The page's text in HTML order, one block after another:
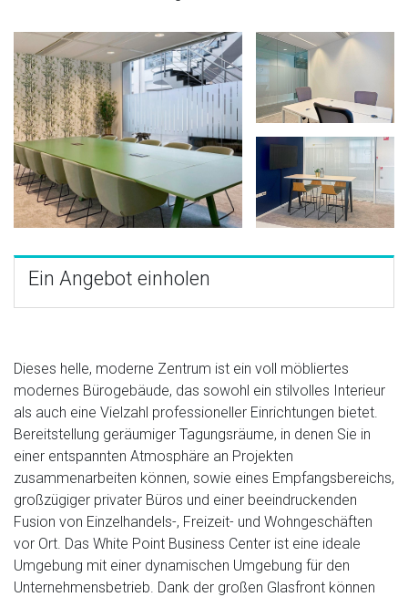
Ein Angebot einholen
Dieses helle, moderne Zentrum ist ein voll möbliertes
modernes Bürogebäude, das sowohl ein stilvolles Interieur
als auch eine Vielzahl professioneller Einrichtungen bietet.
Bereitstellung geräumiger Tagungsräume, in denen Sie in
einer entspannten Atmosphäre an Projekten
zusammenarbeiten können, sowie eines Empfangsbereichs,
großzügiger privater Büros und einer beeindruckenden
Fusion von Einzelhandels-, Freizeit- und Wohngeschäften
vor Ort. Das White Point Business Center ist eine ideale
Umgebung mit einer dynamischen Umgebung für den
Unternehmensbetrieb. Dank der großen Glasfront können